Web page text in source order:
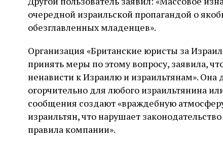
очередной израильской пропагандой о
обезглавленных младенцев».
Организация «Британские юристы за
принять меры по этому вопросу, заявила,
ненависти к Израилю и израильтянам». Она
огорчительно для любого израильтянина
сообщения создают «враждебную
израильтян, что нарушает
правила компании».